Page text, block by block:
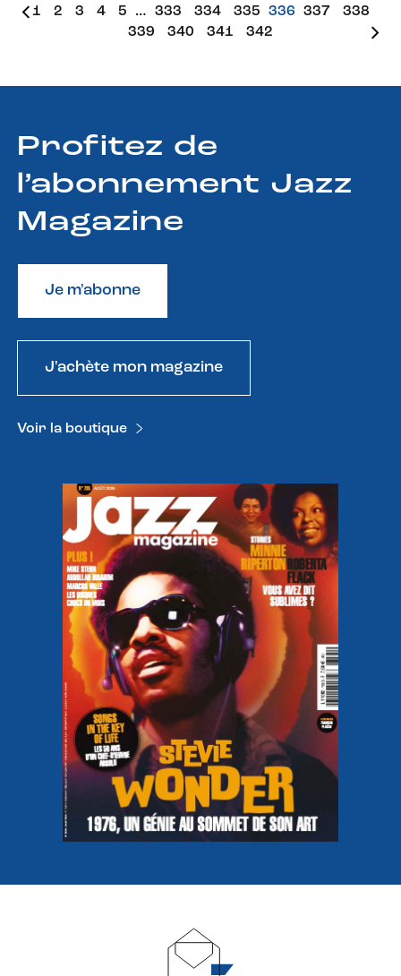
1 2 3 4 5 … 333 334 335 336 337
338
339
340 341 342
Profitez de
l’abonnement Jazz
Magazine
Je m'abonne
J'achète mon magazine
Voir la boutique